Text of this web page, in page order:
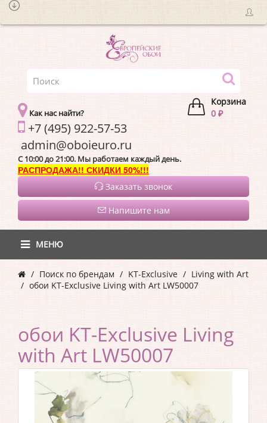
Корзина
0 ₽
Как нас найти?
+7 (495) 922-57-53
C 10:00 до 21:00. Мы работаем каждый день.
РАСПРОДАЖА!! СКИДКИ 50%!!!
Заказать звонок
Напишите нам
МЕНЮ
Поиск по брендам KT-Exclusive
Living with Art
обои KT-Exclusive Living with Art LW50007
обои KT-Exclusive Living
with Art LW50007